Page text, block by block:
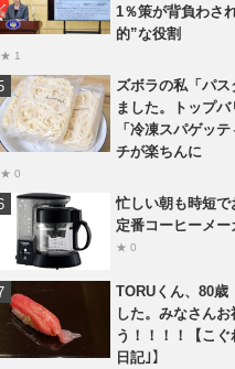
1％策が背負わさ
的”な役割
★ 1
ズボラの私「パ
ました。トップバ
「冷凍スパゲッ
チが楽ちんに
★ 0
忙しい朝も時短
定番コーヒーメ
★ 0
TORUくん、80歳
した。みなさん
う！！！！【こ
日記｣】